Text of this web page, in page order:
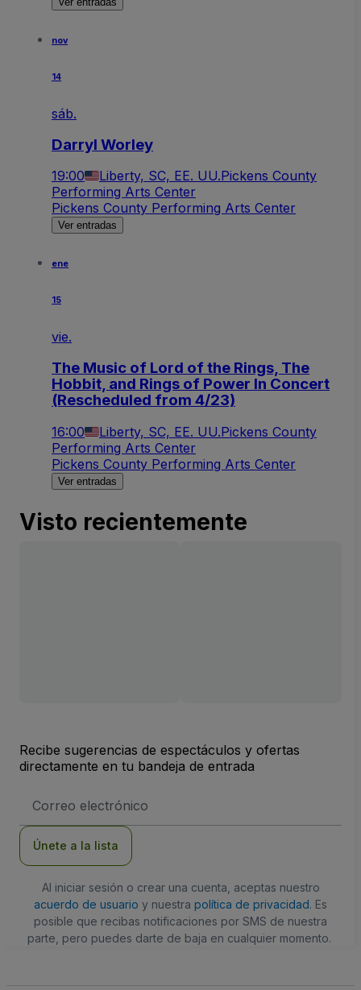
nov
14
sáb.
Darryl Worley
19:00 Liberty, SC, EE. UU.Pickens County
Performing Arts Center
Pickens County Performing Arts Center
Ver entradas
ene
15
vie.
The Music of Lord of the Rings, The
Hobbit, and Rings of Power In Concert
(Rescheduled from 4/23)
16:00 Liberty, SC, EE. UU.Pickens County
Performing Arts Center
Pickens County Performing Arts Center
Ver entradas
Visto recientemente
Recibe sugerencias de espectáculos y ofertas
directamente en tu bandeja de entrada
de
Únete a la lista
Al iniciar sesión o crear una cuenta, aceptas nuestro
acuerdo de usuario y nuestra política de privacidad. Es
posible que recibas notificaciones por SMS de nuestra
parte, pero puedes darte de baja en cualquier momento.